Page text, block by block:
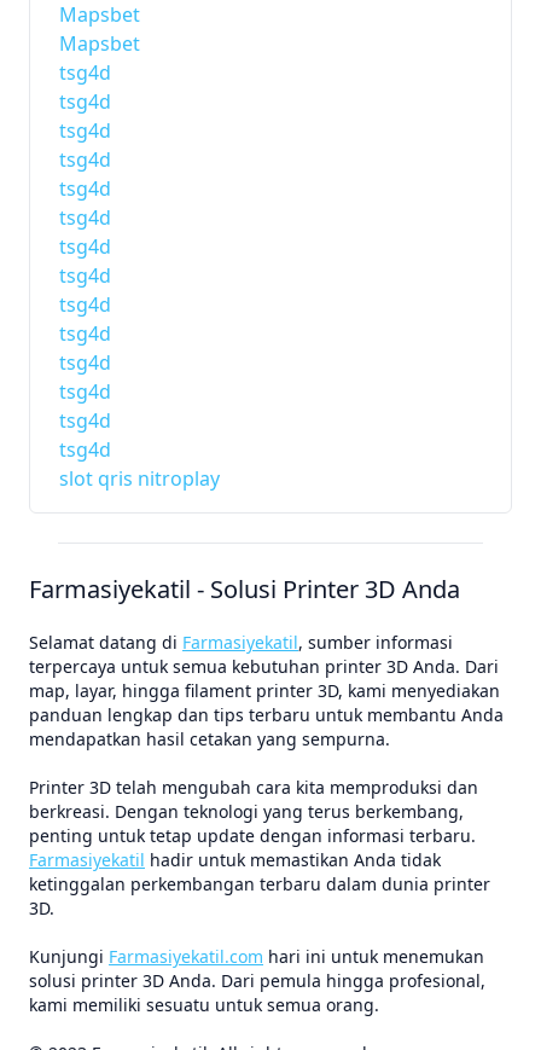
Mapsbet
Mapsbet
tsg4d
tsg4d
tsg4d
tsg4d
tsg4d
tsg4d
tsg4d
tsg4d
tsg4d
tsg4d
tsg4d
tsg4d
tsg4d
tsg4d
slot qris nitroplay
Farmasiyekatil - Solusi Printer 3D Anda
Selamat datang di Farmasiyekatil, sumber informasi
terpercaya untuk semua kebutuhan printer 3D Anda. Dari
map, layar, hingga filament printer 3D, kami menyediakan
panduan lengkap dan tips terbaru untuk membantu Anda
mendapatkan hasil cetakan yang sempurna.
Printer 3D telah mengubah cara kita memproduksi dan
berkreasi. Dengan teknologi yang terus berkembang,
penting untuk tetap update dengan informasi terbaru.
Farmasiyekatil hadir untuk memastikan Anda tidak
ketinggalan perkembangan terbaru dalam dunia printer
3D.
Kunjungi Farmasiyekatil.com hari ini untuk menemukan
solusi printer 3D Anda. Dari pemula hingga profesional,
kami memiliki sesuatu untuk semua orang.